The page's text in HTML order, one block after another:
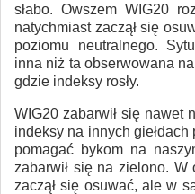
słabo. Owszem WIG20
natychmiast zaczął się
poziomu neutralnego.
inna niż ta obserwowana
gdzie indeksy rosły.
WIG20 zabarwił się nawet
indeksy na innych giełdach
pomagać bykom na
zabarwił się na zielono.
zaczął się osuwać, ale w